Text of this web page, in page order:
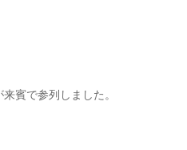
賓で参列しました。